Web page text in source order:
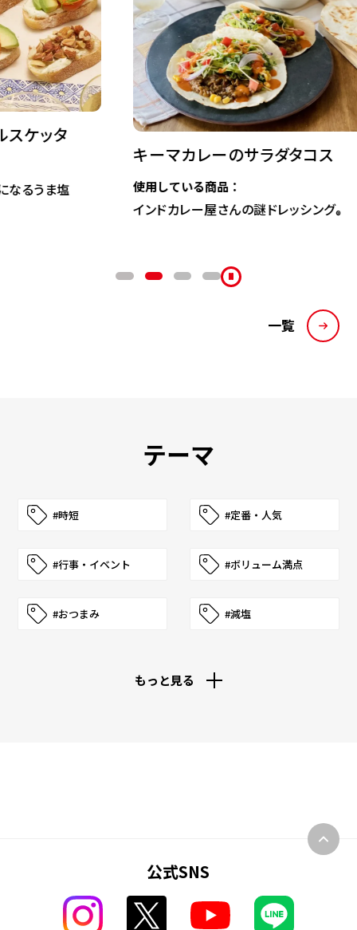
キーマカレーのサラダタコス
使用している商品：
インドカレー屋さんの謎ドレッシング®
かぼち
使用して
一覧
テーマ
#時短 #定番・人気
#行事・イベント #ボリューム満点
#おつまみ #減塩
もっと見る
公式SNS